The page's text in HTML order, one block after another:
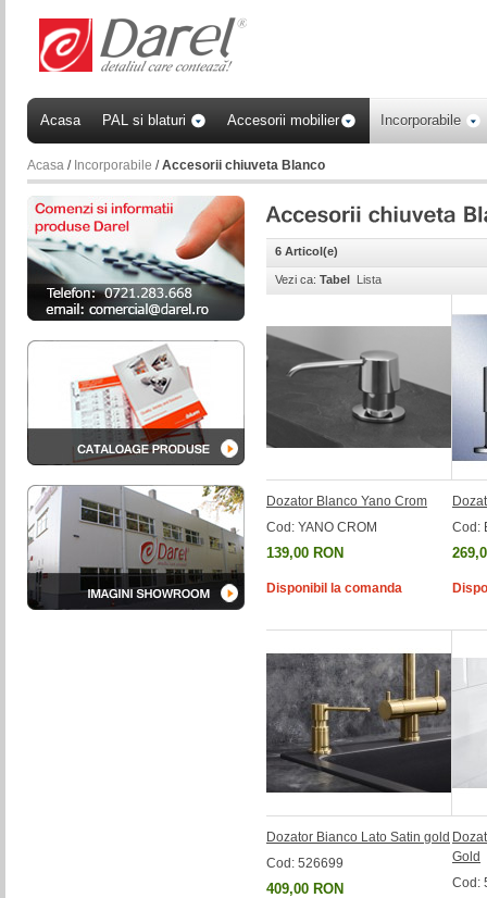
6 Articol(e)
Vezi ca: Tabel Lista
Dozator Blanco Yano Crom
Cod: YANO CROM
139,00 RON
Disponibil la comanda
Cod:
Dozator Bianco Lato Satin gold
Cod: 526699
409,00 RON
Gold
Cod:
Acasa PAL si blaturi Accesorii mobilier Incorporabile
Acasa / Incorporabile /Accesorii chiuveta Blanco